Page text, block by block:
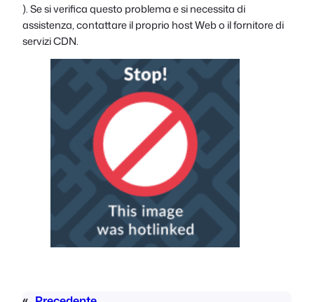
). Se si verifica questo problema e si necessita di
assistenza, contattare il proprio host Web o il fornitore di
servizi CDN.